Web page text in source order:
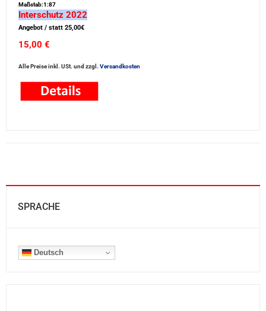
Maßstab:1:87
Interschutz 2022
Angebot / statt 25,00€
15,00 €
Alle Preise inkl. USt. und zzgl. Versandkosten
SPRACHE
Deutsch